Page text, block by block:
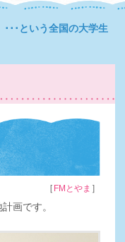
･･･という全国の大学生
［ FMとやま ］
画です。